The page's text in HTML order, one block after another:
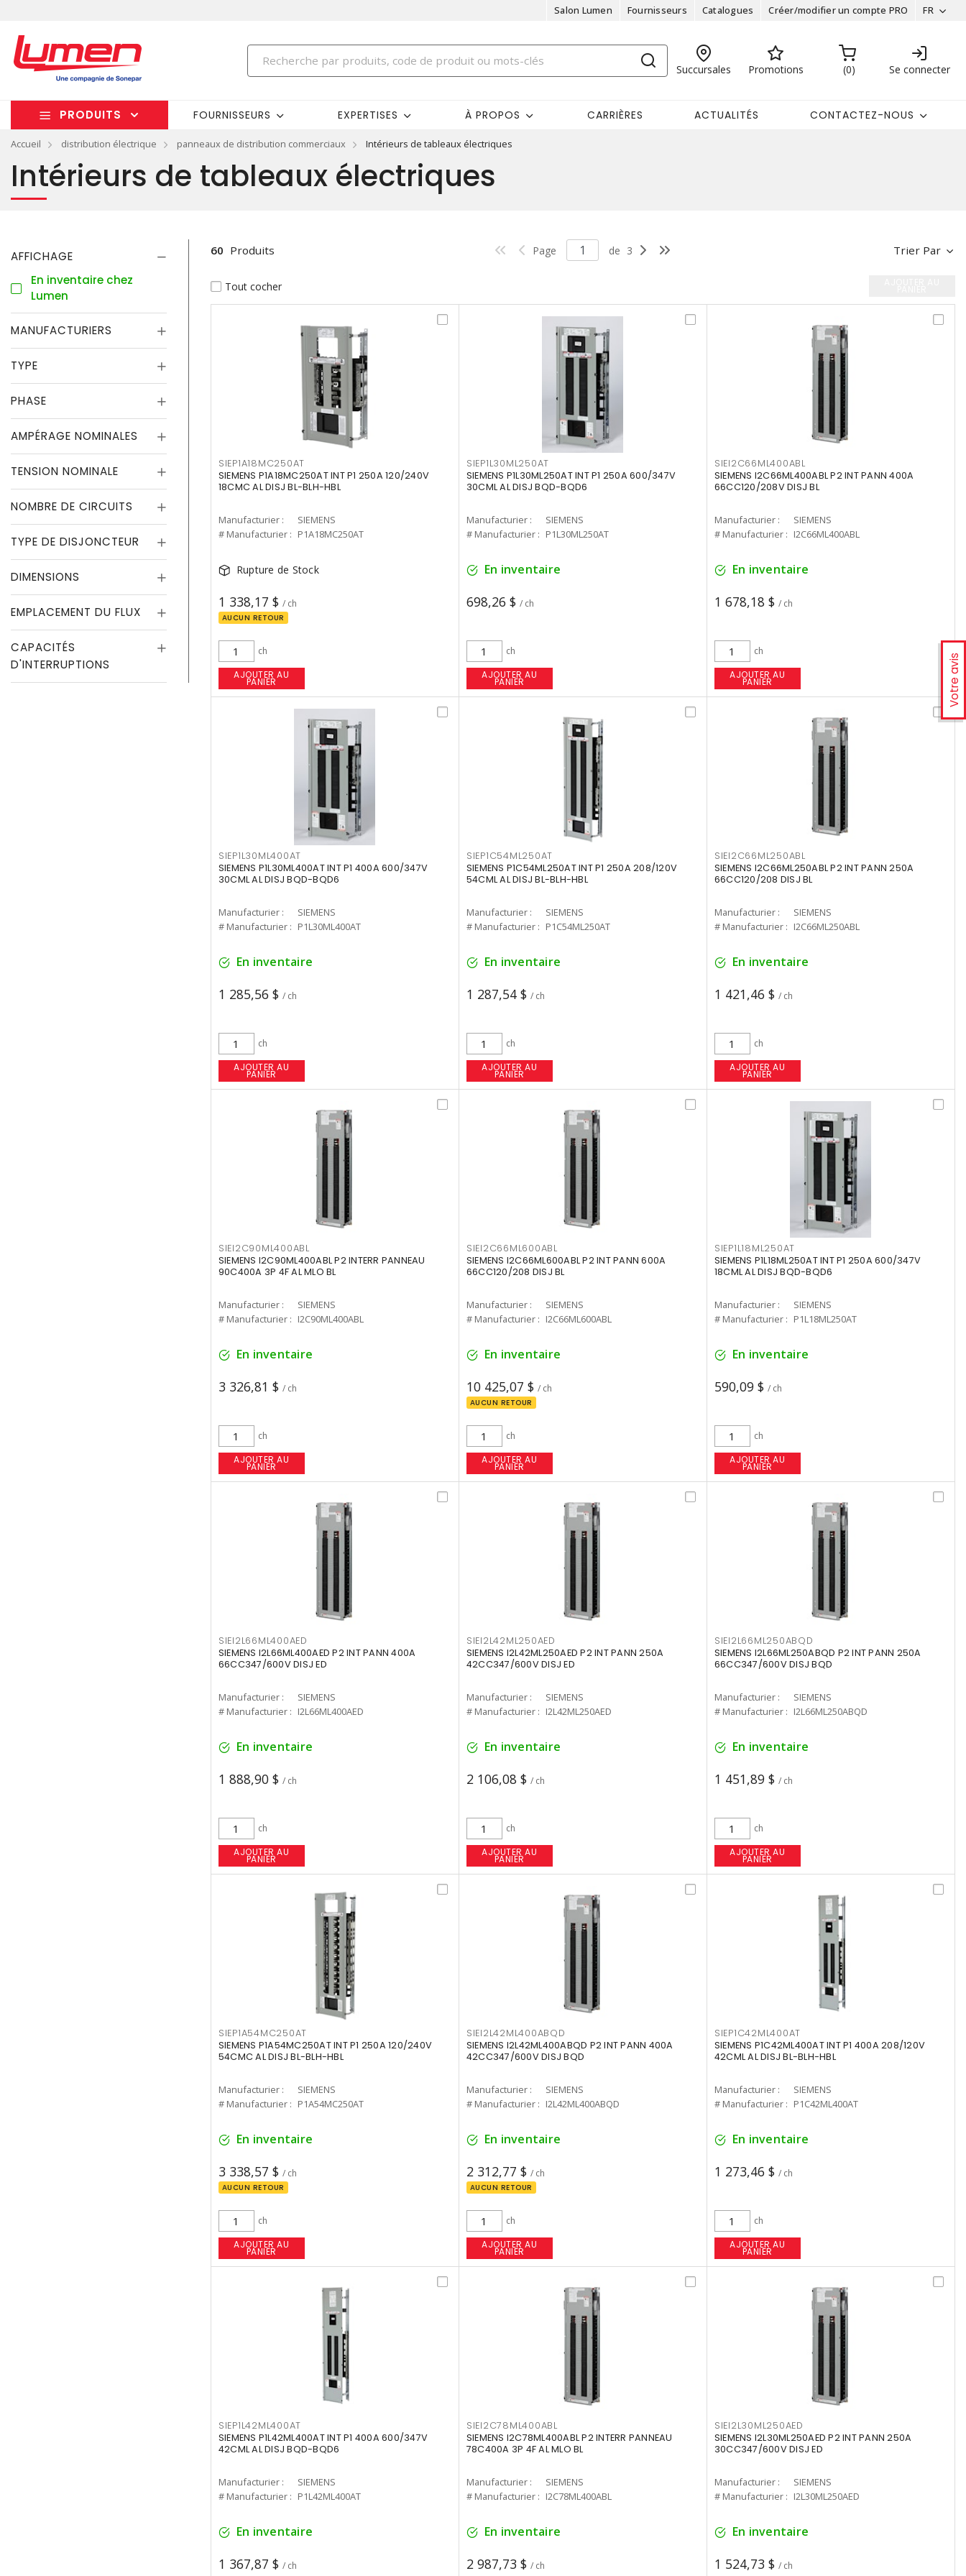
Salon Lumen Fournisseurs Catalogues Créer/modifier un compte PRO FR
Succursales Promotions 0 Se connecter
PRODUITS FOURNISSEURS EXPERTISES À PROPOS CARRIÈRES ACTUALITÉS CONTACTEZ-NOUS
Accueil distribution électrique panneaux de distribution commerciaux Intérieurs de tableaux électriques
Votre avis
Intérieurs de tableaux électriques
AFFICHAGE
En inventaire chez
Lumen
MANUFACTURIERS
TYPE
PHASE
AMPÉRAGE NOMINALES
TENSION NOMINALE
NOMBRE DE CIRCUITS
TYPE DE DISJONCTEUR
DIMENSIONS
EMPLACEMENT DU FLUX
CAPACITÉS
D'INTERRUPTIONS
Trier Par
60 Produits Page de 3
Tout cocher
SIEP1A18MC250AT
SIEMENS P1A18MC250AT INT P1 250A 120/240V
18CMC AL DISJ BL-BLH-HBL
Manufacturier :
SIEMENS
# Manufacturier : P1A18MC250AT
Rupture de Stock
1 338,17 $ / ch
AUCUN RETOUR
ch
AJOUTER AU
PANIER
SIEP1L30ML250AT
SIEMENS P1L30ML250AT INT P1 250A 600/347V
30CML AL DISJ BQD-BQD6
Manufacturier :
SIEMENS
# Manufacturier : P1L30ML250AT
En inventaire
698,26 $ / ch
ch
AJOUTER AU
PANIER
SIEI2C66ML400ABL
SIEMENS I2C66ML400ABL P2 INT PANN 400A
66CC120/208V DISJ BL
Manufacturier :
SIEMENS
# Manufacturier : I2C66ML400ABL
En inventaire
1 678,18 $ / ch
ch
AJOUTER AU
PANIER
SIEP1L30ML400AT
SIEMENS P1L30ML400AT INT P1 400A 600/347V
30CML AL DISJ BQD-BQD6
Manufacturier :
SIEMENS
# Manufacturier : P1L30ML400AT
En inventaire
1 285,56 $ / ch
ch
AJOUTER AU
PANIER
SIEP1C54ML250AT
SIEMENS P1C54ML250AT INT P1 250A 208/120V
54CML AL DISJ BL-BLH-HBL
Manufacturier :
SIEMENS
# Manufacturier : P1C54ML250AT
En inventaire
1 287,54 $ / ch
ch
AJOUTER AU
PANIER
SIEI2C66ML250ABL
SIEMENS I2C66ML250ABL P2 INT PANN 250A
66CC120/208 DISJ BL
Manufacturier :
SIEMENS
# Manufacturier : I2C66ML250ABL
En inventaire
1 421,46 $ / ch
ch
AJOUTER AU
PANIER
SIEI2C90ML400ABL
SIEMENS I2C90ML400ABL P2 INTERR PANNEAU
90C400A 3P 4F AL MLO BL
Manufacturier :
SIEMENS
# Manufacturier : I2C90ML400ABL
En inventaire
3 326,81 $ / ch
ch
AJOUTER AU
PANIER
SIEI2C66ML600ABL
SIEMENS I2C66ML600ABL P2 INT PANN 600A
66CC120/208 DISJ BL
Manufacturier :
SIEMENS
# Manufacturier : I2C66ML600ABL
En inventaire
10 425,07 $ / ch
AUCUN RETOUR
ch
AJOUTER AU
PANIER
SIEP1L18ML250AT
SIEMENS P1L18ML250AT INT P1 250A 600/347V
18CML AL DISJ BQD-BQD6
Manufacturier :
SIEMENS
# Manufacturier : P1L18ML250AT
En inventaire
590,09 $ / ch
ch
AJOUTER AU
PANIER
SIEI2L66ML400AED
SIEMENS I2L66ML400AED P2 INT PANN 400A
66CC347/600V DISJ ED
Manufacturier :
SIEMENS
# Manufacturier : I2L66ML400AED
En inventaire
1 888,90 $ / ch
ch
AJOUTER AU
PANIER
SIEI2L42ML250AED
SIEMENS I2L42ML250AED P2 INT PANN 250A
42CC347/600V DISJ ED
Manufacturier :
SIEMENS
# Manufacturier : I2L42ML250AED
En inventaire
2 106,08 $ / ch
ch
AJOUTER AU
PANIER
SIEI2L66ML250ABQD
SIEMENS I2L66ML250ABQD P2 INT PANN 250A
66CC347/600V DISJ BQD
Manufacturier :
SIEMENS
# Manufacturier : I2L66ML250ABQD
En inventaire
1 451,89 $ / ch
ch
AJOUTER AU
PANIER
SIEP1A54MC250AT
SIEMENS P1A54MC250AT INT P1 250A 120/240V
54CMC AL DISJ BL-BLH-HBL
Manufacturier :
SIEMENS
# Manufacturier : P1A54MC250AT
En inventaire
3 338,57 $ / ch
AUCUN RETOUR
ch
AJOUTER AU
PANIER
SIEI2L42ML400ABQD
SIEMENS I2L42ML400ABQD P2 INT PANN 400A
42CC347/600V DISJ BQD
Manufacturier :
SIEMENS
# Manufacturier : I2L42ML400ABQD
En inventaire
2 312,77 $ / ch
AUCUN RETOUR
ch
AJOUTER AU
PANIER
SIEP1C42ML400AT
SIEMENS P1C42ML400AT INT P1 400A 208/120V
42CML AL DISJ BL-BLH-HBL
Manufacturier :
SIEMENS
# Manufacturier : P1C42ML400AT
En inventaire
1 273,46 $ / ch
ch
AJOUTER AU
PANIER
SIEP1L42ML400AT
SIEMENS P1L42ML400AT INT P1 400A 600/347V
42CML AL DISJ BQD-BQD6
Manufacturier :
SIEMENS
# Manufacturier : P1L42ML400AT
En inventaire
1 367,87 $ / ch
SIEI2C78ML400ABL
SIEMENS I2C78ML400ABL P2 INTERR PANNEAU
78C400A 3P 4F AL MLO BL
Manufacturier :
SIEMENS
# Manufacturier : I2C78ML400ABL
En inventaire
2 987,73 $ / ch
SIEI2L30ML250AED
SIEMENS I2L30ML250AED P2 INT PANN 250A
30CC347/600V DISJ ED
Manufacturier :
SIEMENS
# Manufacturier : I2L30ML250AED
En inventaire
1 524,73 $ / ch